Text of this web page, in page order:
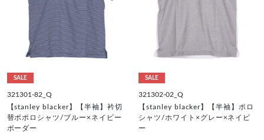
SALE
321301-82_Q
【stanley blacker】【半袖】衿切
替ポポロシャツ/ブルー×ネイビー
ボーダー
SALE
321302-02_Q
【stanley blacker】【半袖】ポロ
シャツ/ホワイト×グレー×ネイビ
ー